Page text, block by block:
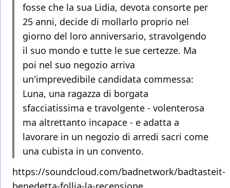
fosse che la sua Lidia, devota consorte per
25 anni, decide di mollarlo proprio nel
giorno del loro anniversario, stravolgendo
il suo mondo e tutte le sue certezze. Ma
poi nel suo negozio arriva
un'imprevedibile candidata commessa:
Luna, una ragazza di borgata
sfacciatissima e travolgente - volenterosa
ma altrettanto incapace - e adatta a
lavorare in un negozio di arredi sacri come
una cubista in un convento.
https://soundcloud.com/badnetwork/badtasteit-